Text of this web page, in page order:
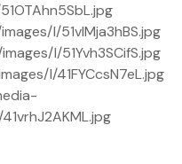
I/51vlMja3hBS.jpg
I/51Yvh3SCifS.jpg
I/41FYCcsN7eL.jpg